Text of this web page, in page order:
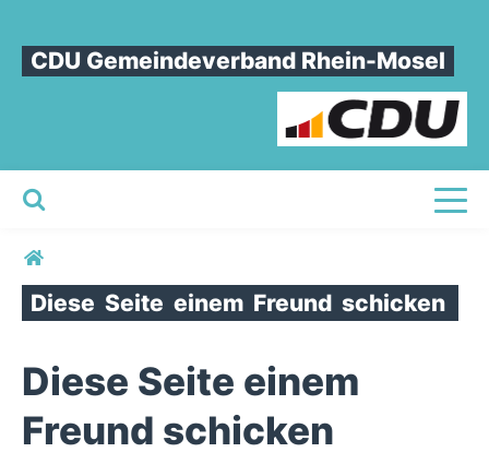
CDU Gemeindeverband Rhein-Mosel
Sie sind hier
Diese Seite einem Freund schicken
Diese Seite einem
Freund schicken